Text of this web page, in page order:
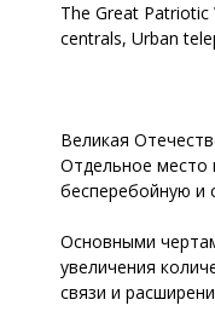
The Great
centrals, Urban
Великая
Отдельное место
бесперебойную и
Основными
увеличения
связи и